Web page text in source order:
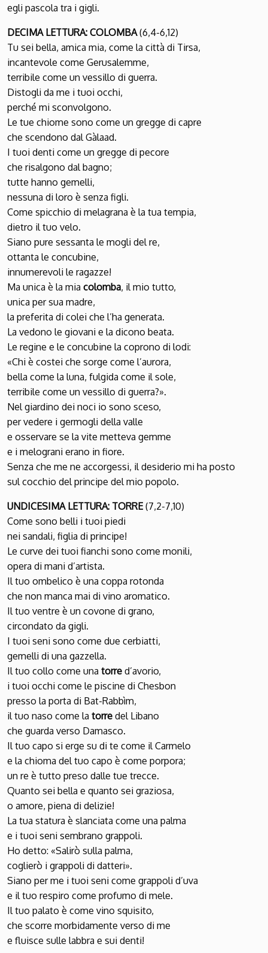
egli pascola tra i gigli.
DECIMA LETTURA: COLOMBA(6,4-6,12)
Tu sei bella, amica mia, come la città di Tirsa,
incantevole come Gerusalemme,
terribile come un vessillo di guerra.
Distogli da me i tuoi occhi,
perché mi sconvolgono.
Le tue chiome sono come un gregge di capre
che scendono dal Gàlaad.
I tuoi denti come un gregge di pecore
che risalgono dal bagno;
tutte hanno gemelli,
nessuna di loro è senza figli.
Come spicchio di melagrana è la tua tempia,
dietro il tuo velo.
Siano pure sessanta le mogli del re,
ottanta le concubine,
innumerevoli le ragazze!
Ma unica è la mia colomba, il mio tutto,
unica per sua madre,
la preferita di colei che l’ha generata.
La vedono le giovani e la dicono beata.
Le regine e le concubine la coprono di lodi:
«Chi è costei che sorge come l’aurora,
bella come la luna, fulgida come il sole,
terribile come un vessillo di guerra?».
Nel giardino dei noci io sono sceso,
per vedere i germogli della valle
e osservare se la vite metteva gemme
e i melograni erano in fiore.
Senza che me ne accorgessi, il desiderio mi ha posto
sul cocchio del principe del mio popolo.
UNDICESIMA LETTURA: TORRE(7,2-7,10)
Come sono belli i tuoi piedi
nei sandali, figlia di principe!
Le curve dei tuoi fianchi sono come monili,
opera di mani d’artista.
Il tuo ombelico è una coppa rotonda
che non manca mai di vino aromatico.
Il tuo ventre è un covone di grano,
circondato da gigli.
I tuoi seni sono come due cerbiatti,
gemelli di una gazzella.
Il tuo collo come una torre d’avorio,
i tuoi occhi come le piscine di Chesbon
presso la porta di Bat-Rabbìm,
il tuo naso come la torre del Libano
che guarda verso Damasco.
Il tuo capo si erge su di te come il Carmelo
e la chioma del tuo capo è come porpora;
un re è tutto preso dalle tue trecce.
Quanto sei bella e quanto sei graziosa,
o amore, piena di delizie!
La tua statura è slanciata come una palma
e i tuoi seni sembrano grappoli.
Ho detto: «Salirò sulla palma,
coglierò i grappoli di datteri».
Siano per me i tuoi seni come grappoli d’uva
e il tuo respiro come profumo di mele.
Il tuo palato è come vino squisito,
che scorre morbidamente verso di me
e fluisce sulle labbra e sui denti!